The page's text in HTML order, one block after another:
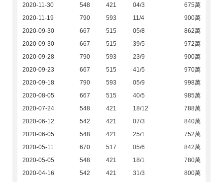
2020-11-30 548 421 04/3
675萬
2020-11-19
790 593 11/4
900萬
2020-09-30
667 515 05/8
862萬
2020-09-30
667 515 39/5
972萬
2020-09-28
790 593 23/9
900萬
2020-09-23
667 515 41/5
970萬
2020-09-18
790 593 05/9
998萬
2020-08-05
667 515 40/5
985萬
2020-07-24
548 421 18/12
788萬
2020-06-12
542 421 07/3
840萬
2020-06-05
548 421 25/1
752萬
2020-05-11
670 517 05/6
842萬
2020-05-05
548 421 18/1
780萬
2020-04-16
542 421 31/3
800萬